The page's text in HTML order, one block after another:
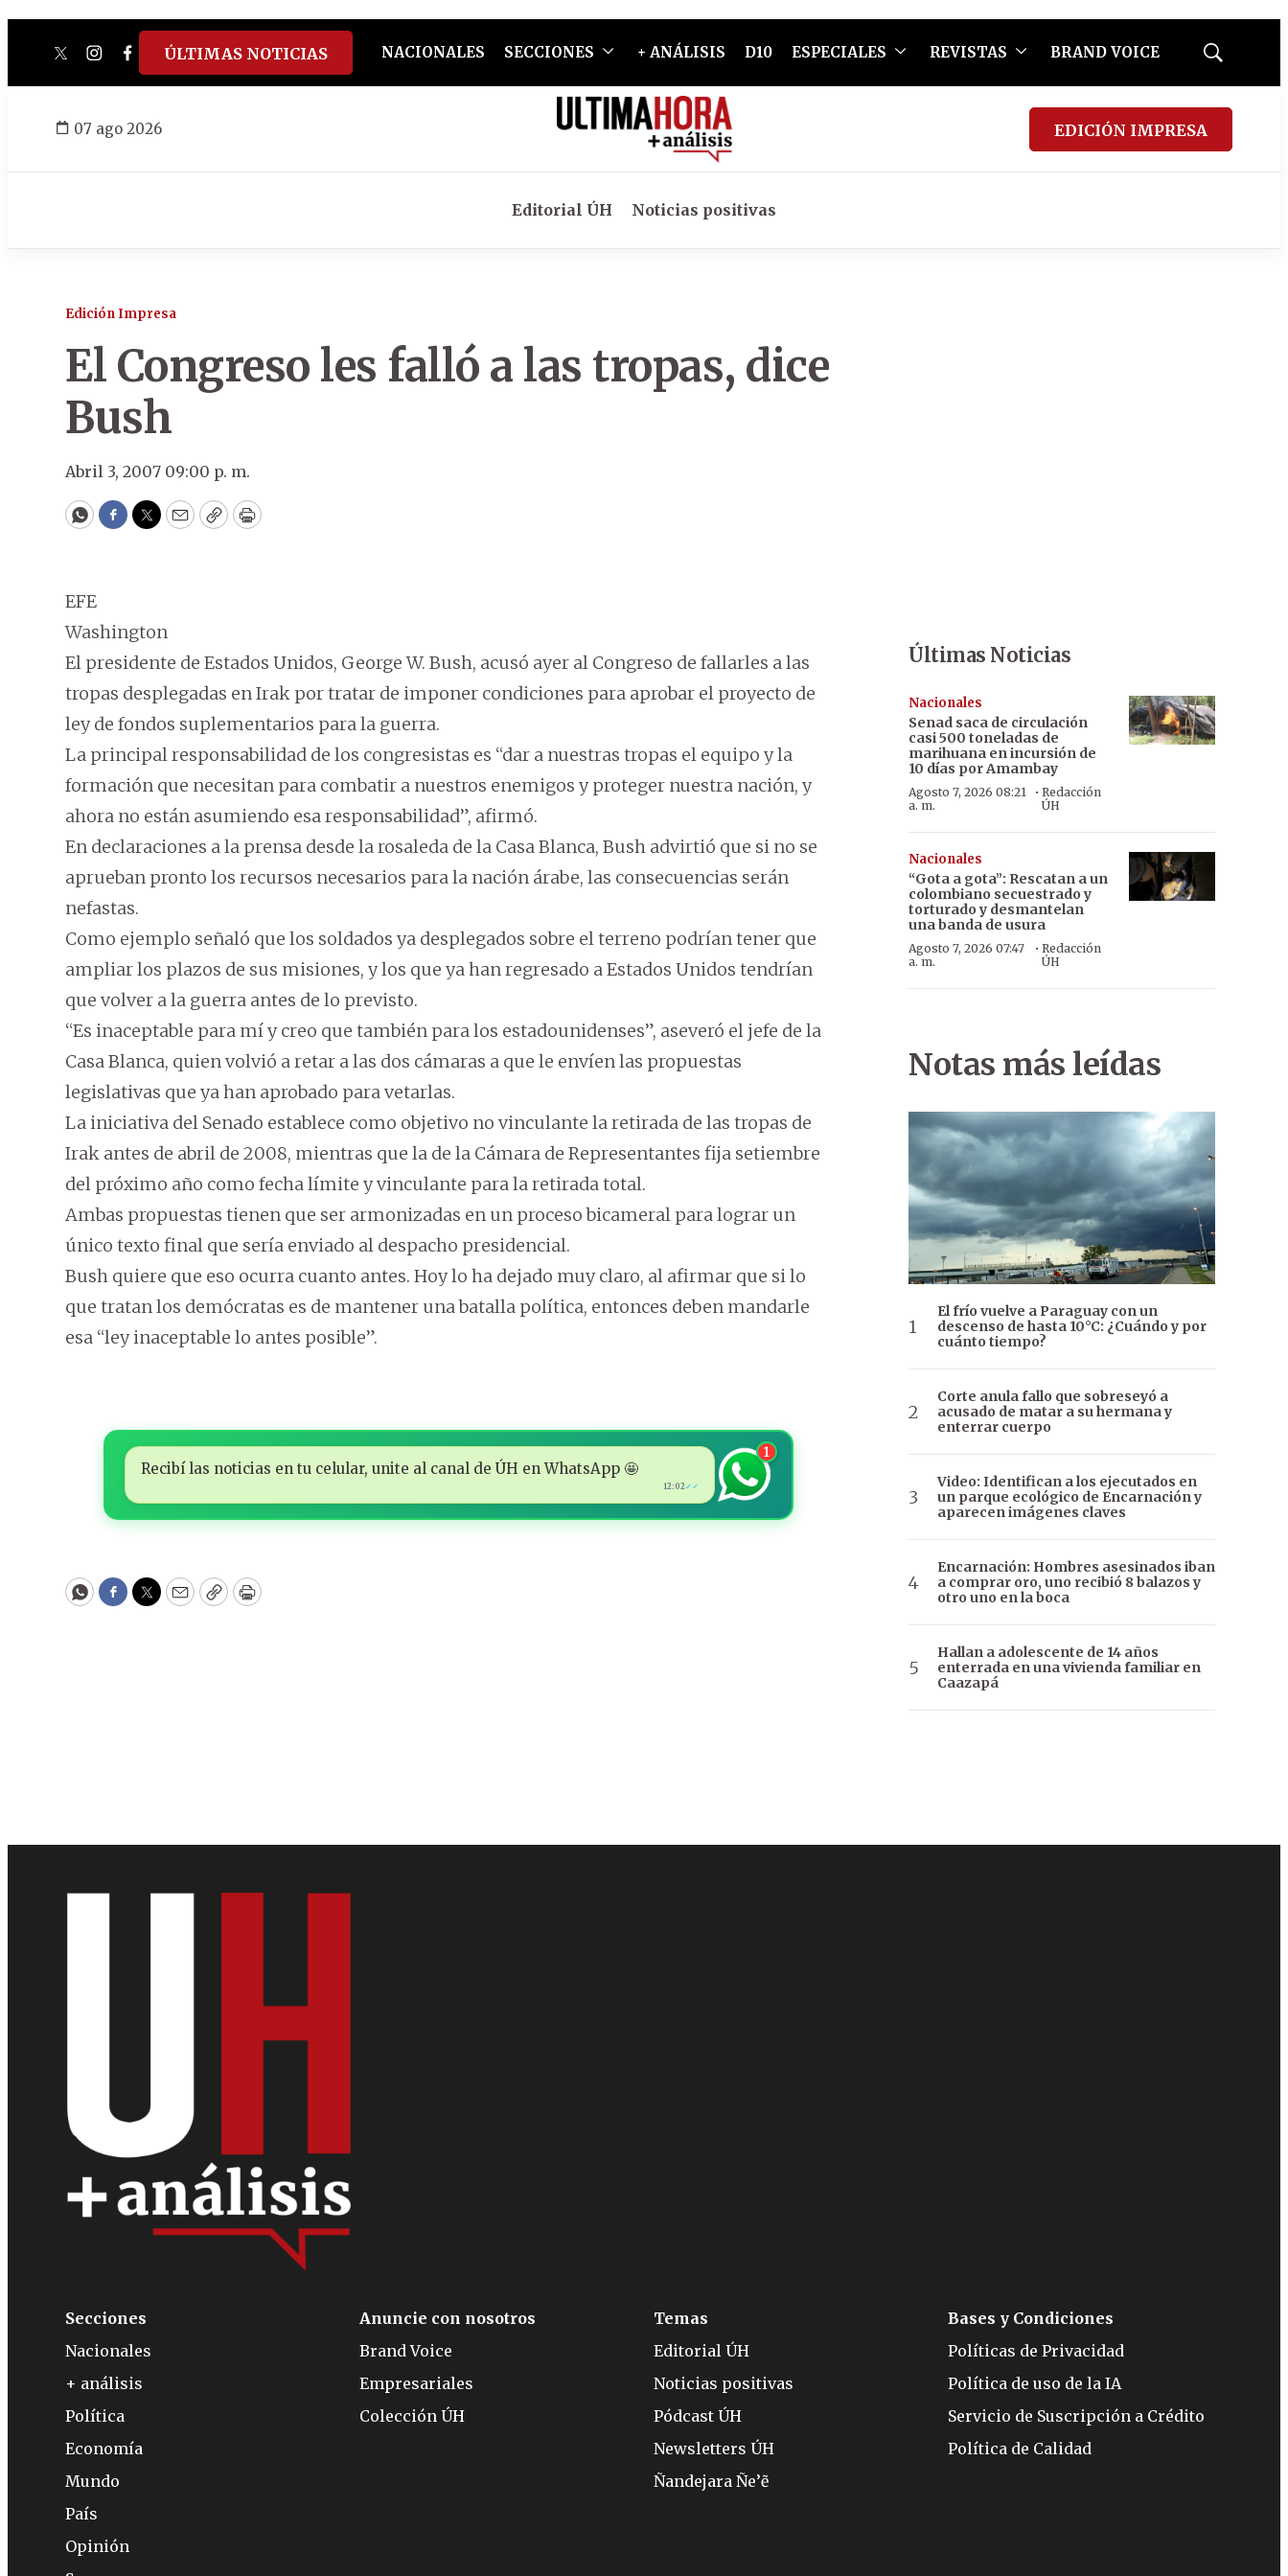
twitterinstagram
facebook
tiktokyoutube
spotify
ÚLTIMAS NOTICIAS NACIONALES SECCIONES + ANÁLISIS D10 ESPECIALES REVISTAS BRAND VOICE
Mostrar
07 ago 2026 EDICIÓN IMPRESA
Editorial ÚH Noticias positivas
Edición Impresa
El Congreso les falló a las tropas, dice
Bush
Abril 3, 2007 09:00 p. m.
WhatsApp
Facebook
Twitter
EmailCopyPrint
EFE
Washington
El presidente de Estados Unidos, George W. Bush, acusó ayer al Congreso de fallarles a las
tropas desplegadas en Irak por tratar de imponer condiciones para aprobar el proyecto de
ley de fondos suplementarios para la guerra.
La principal responsabilidad de los congresistas es “dar a nuestras tropas el equipo y la
formación que necesitan para combatir a nuestros enemigos y proteger nuestra nación, y
ahora no están asumiendo esa responsabilidad”, afirmó.
En declaraciones a la prensa desde la rosaleda de la Casa Blanca, Bush advirtió que si no se
aprueban pronto los recursos necesarios para la nación árabe, las consecuencias serán
nefastas.
Como ejemplo señaló que los soldados ya desplegados sobre el terreno podrían tener que
ampliar los plazos de sus misiones, y los que ya han regresado a Estados Unidos tendrían
que volver a la guerra antes de lo previsto.
“Es inaceptable para mí y creo que también para los estadounidenses”, aseveró el jefe de la
Casa Blanca, quien volvió a retar a las dos cámaras a que le envíen las propuestas
legislativas que ya han aprobado para vetarlas.
La iniciativa del Senado establece como objetivo no vinculante la retirada de las tropas de
Irak antes de abril de 2008, mientras que la de la Cámara de Representantes fija setiembre
del próximo año como fecha límite y vinculante para la retirada total.
Ambas propuestas tienen que ser armonizadas en un proceso bicameral para lograr un
único texto final que sería enviado al despacho presidencial.
Bush quiere que eso ocurra cuanto antes. Hoy lo ha dejado muy claro, al afirmar que si lo
que tratan los demócratas es de mantener una batalla política, entonces deben mandarle
esa “ley inaceptable lo antes posible”.
Recibí las noticias en tu celular, unite al canal de ÚH en WhatsApp 🤩
12:02✓✓
1
WhatsApp
Facebook
Twitter
EmailCopyPrint
Últimas Noticias
Nacionales
Senad saca de circulación
casi 500 toneladas de
marihuana en incursión de
10 días por Amambay
Agosto 7, 2026 08:21
a. m.
·Redacción
ÚH
Nacionales
“Gota a gota”: Rescatan a un
colombiano secuestrado y
torturado y desmantelan
una banda de usura
Agosto 7, 2026 07:47
a. m.
· Redacción
ÚH
Notas más leídas
El frío vuelve a Paraguay con un
descenso de hasta 10°C: ¿Cuándo y por
cuánto tiempo?
Corte anula fallo que sobreseyó a
acusado de matar a su hermana y
enterrar cuerpo
Video: Identifican a los ejecutados en
un parque ecológico de Encarnación y
aparecen imágenes claves
Encarnación: Hombres asesinados iban
a comprar oro, uno recibió 8 balazos y
otro uno en la boca
Hallan a adolescente de 14 años
enterrada en una vivienda familiar en
Caazapá
Secciones
Nacionales
+ análisis
Política
Economía
Mundo
País
Opinión
Anuncie con nosotros
Brand Voice
Empresariales
Colección ÚH
Temas
Editorial ÚH
Noticias positivas
Pódcast ÚH
Newsletters ÚH
Ñandejara Ñe’ẽ
Bases y Condiciones
Políticas de Privacidad
Política de uso de la IA
Servicio de Suscripción a Crédito
Política de Calidad